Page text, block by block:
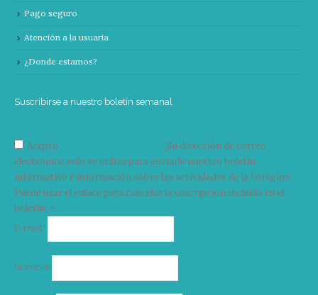
Pago seguro
Atención a la usuaria
¿Donde estamos?
Suscribirse a nuestro boletín semanal
Acepto
Su dirección de correo
electrónico solo se utiliza para enviarle nuestro boletín
informativo e información sobre las actividades de la Vorágine.
Puede usar el enlace para cancelar la suscripción incluido en el
boletín. >
E-mail*
Nombre